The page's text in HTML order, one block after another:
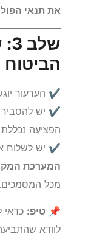
✔ אם
את תנאי
הביטוח
✔ הערעור
✔ יש להסביר
הפציעה
✔ יש לשלוח
המערכת
מכל המסמכים.
📌טיפ:כדאי